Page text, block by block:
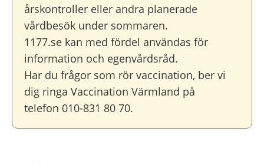
årskontroller eller andra planerade
vårdbesök under sommaren.
1177.se kan med fördel användas för
information och egenvårdsråd.
Har du frågor som rör vaccination, ber vi
dig ringa Vaccination Värmland på
telefon 010-831 80 70.